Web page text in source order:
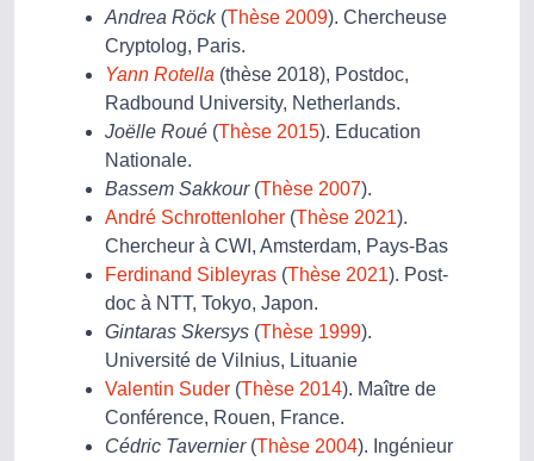
Andrea Röck(Thèse 2009). Chercheuse
Cryptolog, Paris.
Yann Rotella (thèse 2018), Postdoc,
Radbound University, Netherlands.
Joëlle Roué (Thèse 2015). Education
Nationale.
Bassem Sakkour(Thèse 2007).
André Schrottenloher (Thèse 2021).
Chercheur à CWI, Amsterdam, Pays-Bas
Ferdinand Sibleyras (Thèse 2021). Post-
doc à NTT, Tokyo, Japon.
Gintaras Skersys (Thèse 1999).
Université de Vilnius, Lituanie
Valentin Suder (Thèse 2014). Maître de
Conférence, Rouen, France.
Cédric Tavernier(Thèse 2004). Ingénieur